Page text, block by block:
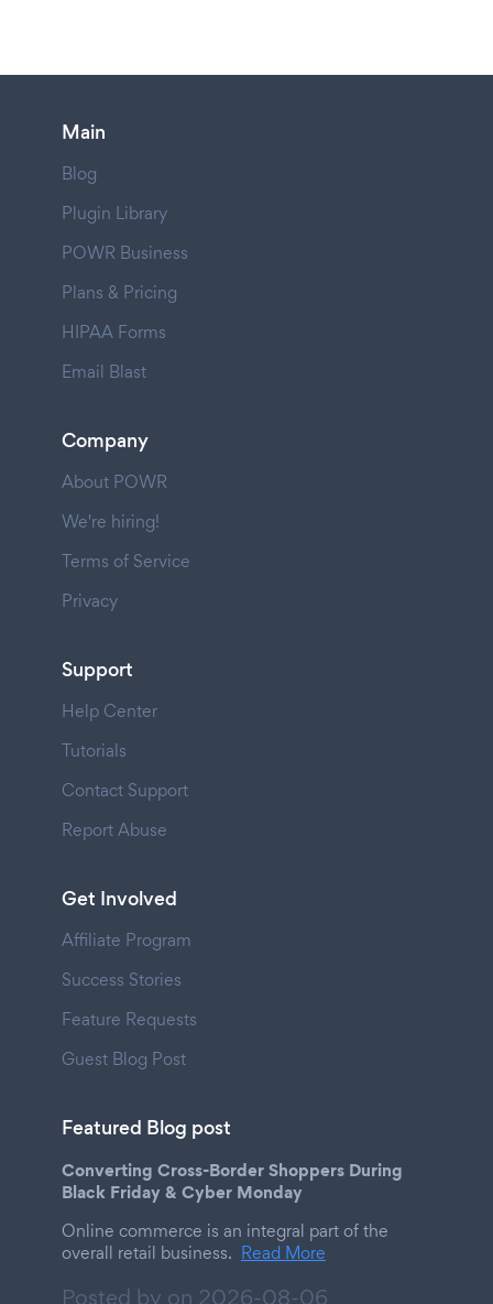
Main
Blog
Plugin Library
POWR Business
Plans & Pricing
HIPAA Forms
Email Blast
Company
About POWR
We're hiring!
Terms of Service
Privacy
Support
Help Center
Tutorials
Contact Support
Report Abuse
Get Involved
Affiliate Program
Success Stories
Feature Requests
Guest Blog Post
Featured Blog post
Converting Cross-Border Shoppers During
Black Friday & Cyber Monday
Online commerce is an integral part of the
overall retail business. Read More
Posted by on 2026-08-06